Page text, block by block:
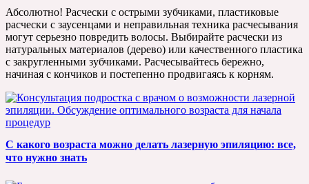
Абсолютно! Расчески с острыми зубчиками, пластиковые
расчески с заусенцами и неправильная техника расчесывания
могут серьезно повредить волосы. Выбирайте расчески из
натуральных материалов (дерево) или качественного пластика
с закругленными зубчиками. Расчесывайтесь бережно,
начиная с кончиков и постепенно продвигаясь к корням.
С какого возраста можно делать лазерную эпиляцию: все,
что нужно знать